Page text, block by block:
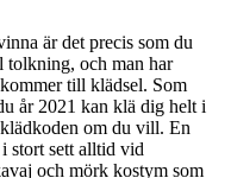
är det precis som du
tolkning, och man har
till klädsel. Som
år 2021 kan klä dig helt i
om du vill. En
stort sett alltid vid
och mörk kostym som